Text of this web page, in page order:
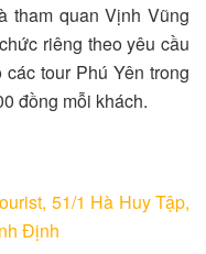
tham quan Vịnh Vũng
riêng theo yêu cầu
tour Phú Yên trong
đồng mỗi khách.
51/1 Hà Huy Tập,
Định